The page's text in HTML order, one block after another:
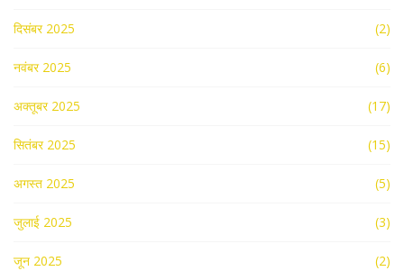
दिसंबर 2025 (2)
नवंबर 2025 (6)
अक्तूबर 2025 (17)
सितंबर 2025 (15)
अगस्त 2025 (5)
जुलाई 2025 (3)
जून 2025 (2)